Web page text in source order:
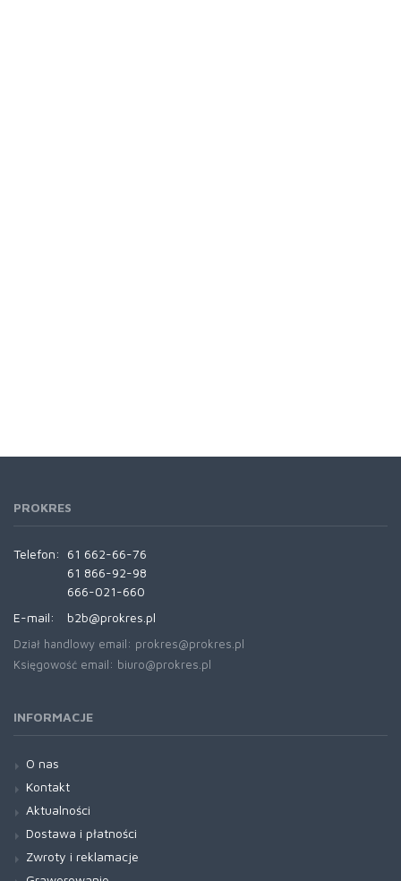
PROKRES
Telefon:
61 662-66-76
61 866-92-98
666-021-660
E-mail:
b2b@prokres.pl
Dział handlowy email: prokres@prokres.pl
Księgowość email: biuro@prokres.pl
INFORMACJE
O nas
Kontakt
Aktualności
Dostawa i płatności
Zwroty i reklamacje